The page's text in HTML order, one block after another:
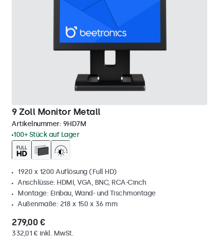
9 Zoll Monitor Metall
Artikelnummer: 9HD7M
100+ Stück auf Lager
1920 x 1200 Auflösung (Full HD)
Anschlüsse: HDMI, VGA, BNC, RCA-Cinch
Montage: Einbau, Wand- und Tischmontage
Außenmaße: 218 x 150 x 36 mm
279,00 €
332,01 € inkl. MwSt.